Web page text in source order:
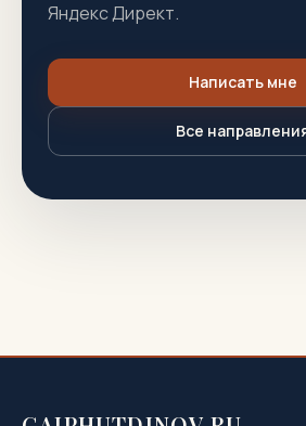
Яндекс Директ.
Написать мне
Все